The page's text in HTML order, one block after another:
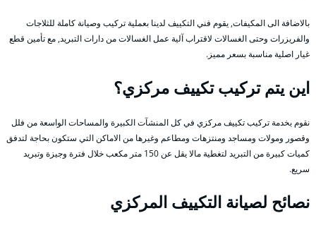
بالاضافة الى المكيفات, يقوم فني التكييف لدينا بعملية تركيب وصيانة كاملة للثلاجات
والفريزرات وحتى الغسالات لاقتراب آلية عمل الغسالات من دارات التبريد, مع تأمين قطع
غيار اصلية مناسبة بسعر مميز.
اين يتم تركيب تكييف مركزي؟
نقوم بخدمة تركيب تكييف مركزي في كل المنشآت الكبيرة والمساحات الواسعة من فلل
وقصور ومولات ومساجد ومنتزهات ومطاعم وغيرها من الاماكن التي ستكون بحاجة لتدفق
كميات كبيرة من التبريد لتغطية مالا يقل عن 150 متر مكعب خلال فترة وجيزة وتبريد
سريع.
نصائح لصيانة التكييف المركزي